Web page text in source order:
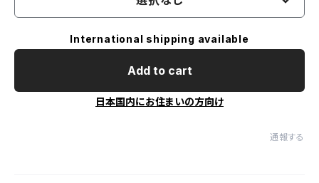
International shipping available
Add to cart
日本国内にお住まいの方向け
通報する